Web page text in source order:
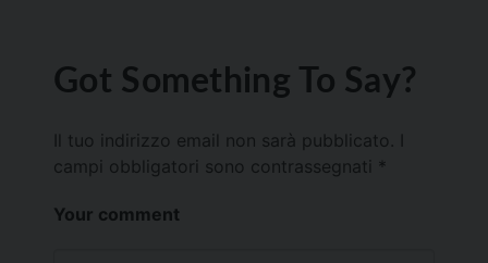
Got Something To Say?
Il tuo indirizzo email non sarà pubblicato.
campi obbligatori sono contrassegnati *
Your comment